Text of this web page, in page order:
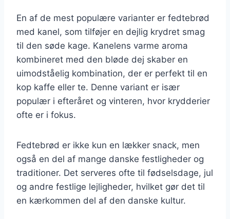
En af de mest populære varianter er fedtebrød
med kanel, som tilføjer en dejlig krydret smag
til den søde kage. Kanelens varme aroma
kombineret med den bløde dej skaber en
uimodståelig kombination, der er perfekt til en
kop kaffe eller te. Denne variant er især
populær i efteråret og vinteren, hvor krydderier
ofte er i fokus.
Fedtebrød er ikke kun en lækker snack, men
også en del af mange danske festligheder og
traditioner. Det serveres ofte til fødselsdage, jul
og andre festlige lejligheder, hvilket gør det til
en kærkommen del af den danske kultur.